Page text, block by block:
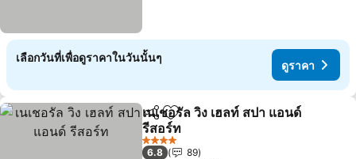
เลือกวันที่เพื่อดูราคาในวันนั้นๆ
ดูราคา
แชร์ เพิ่มในรายการโปรด
เนเชอรัล วิง เฮลท์ สปา แอนด์
รีสอร์ท
ดูราคา
4 ดาว
6.8
89